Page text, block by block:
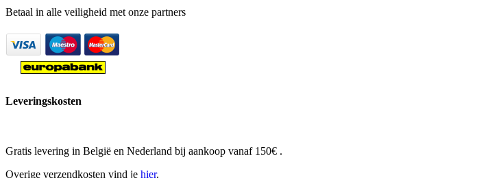
Betaal in alle veiligheid met onze partners
Leveringskosten
Gratis levering in België en Nederland bij aankoop vanaf 150€ .
Overige verzendkosten vind je hier.